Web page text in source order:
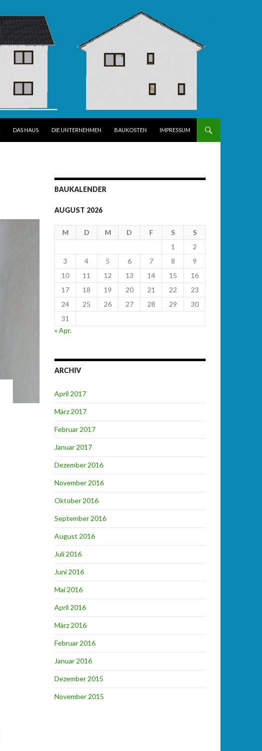
DAS HAUS DIE UNTERNEHMEN BAUKOSTEN IMPRESSUM
BAUKALENDER
AUGUST 2026
M D M D F S
S
1
2
3
4 5 6 7 8
9
10
11 12 13 14 15
16
17
18 19 20 21 22
23
24
25 26 27 28 29
30
31
« Apr.
ARCHIV
April 2017
März 2017
Februar 2017
Januar 2017
Dezember 2016
November 2016
Oktober 2016
September 2016
August 2016
Juli 2016
Juni 2016
Mai 2016
April 2016
März 2016
Februar 2016
Januar 2016
Dezember 2015
November 2015